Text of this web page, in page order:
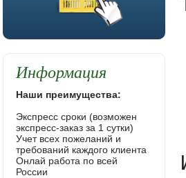
Информация
Наши преимущества:
Экспресс сроки (возможен
экспресс-заказ за 1 сутки)
Учет всех пожеланий и
требований каждого клиента
Онлай работа по всей
России